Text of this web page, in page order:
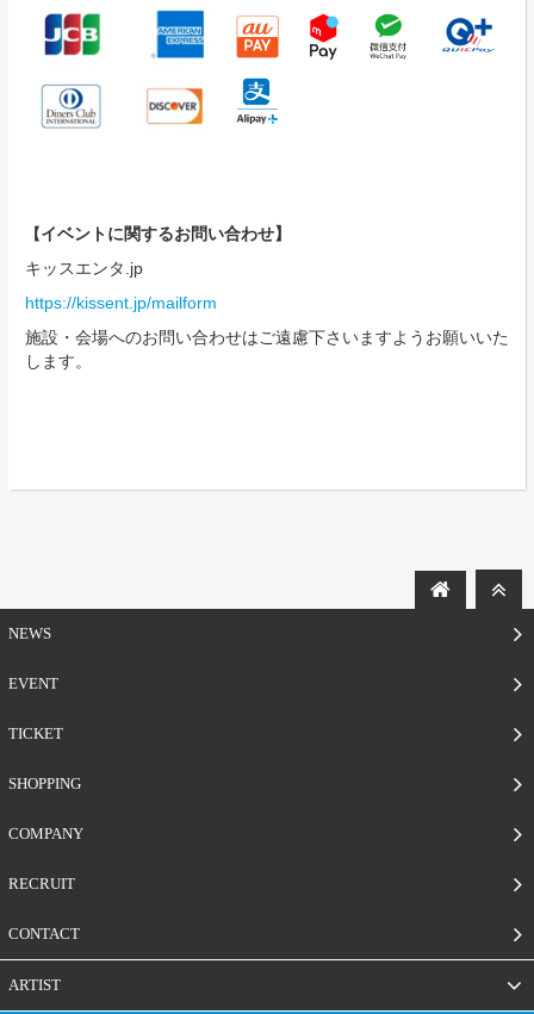
【イベントに関するお問い合わせ】
キッスエンタ.jp
https://kissent.jp/mailform
施設・会場へのお問い合わせはご遠慮下さいますようお願いいた
します。
NEWS
EVENT
TICKET
SHOPPING
COMPANY
RECRUIT
CONTACT
ARTIST